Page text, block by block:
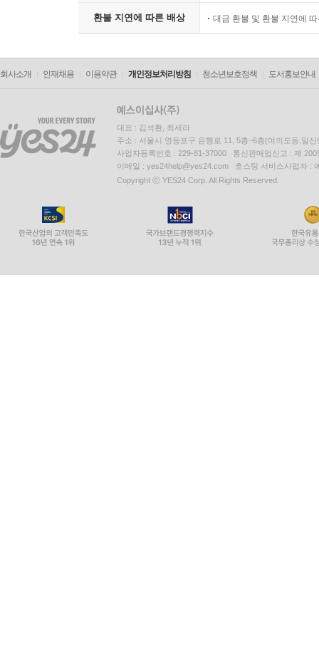
환불 지연에 따른 배상 대금 환불 및 환불 지연에
회사소개 인재채용 이용약관 개인정보처리방침 청소년보호정책 도서홍보안내
대표 : 김석환, 최세라
주소 : 서울시 영등포구 은행로 11, 5층~6층(여의도동,일신
사업자등록번호 : 229-81-37000 통신판매업신고 : 제
이메일 : yes24help@yes24.com 호스팅 서비스사업자 :
Copyright ⓒ YES24 Corp. All Rights Reserved.